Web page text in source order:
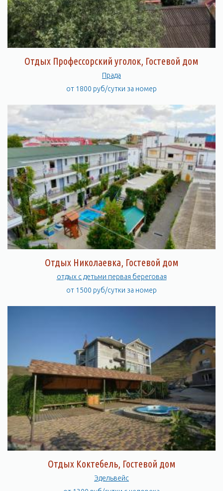
Отдых Профессорский уголок, Гостевой дом
Прада
от 1800 руб/сутки за номер
Отдых Николаевка, Гостевой дом
отдых с детьми первая береговая
от 1500 руб/сутки за номер
Отдых Коктебель, Гостевой дом
Эдельвейс